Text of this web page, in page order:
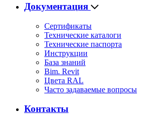
Документация
Сертификаты
Технические каталоги
Технические паспорта
Инструкции
База знаний
Bim. Revit
Цвета RAL
Часто задаваемые вопросы
Контакты